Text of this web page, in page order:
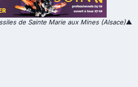
de Sainte Marie aux Mines (Alsace)▲